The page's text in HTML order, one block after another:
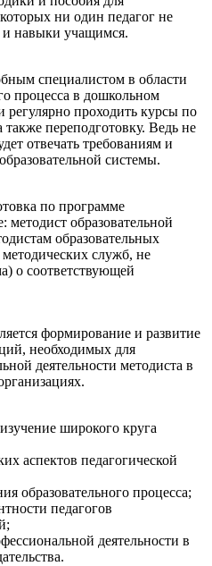
которых ни один педагог не
и навыки учащимся.
специалистом в области
процесса в дошкольном
проходить курсы по
переподготовку. Ведь не
отвечать требованиям и
системы.
по программе
методист образовательной
образовательных
служб, не
о соответствующей
формирование и развитие
необходимых для
деятельности методиста в
широкого круга
аспектов педагогической
образовательного процесса;
педагогов
деятельности в